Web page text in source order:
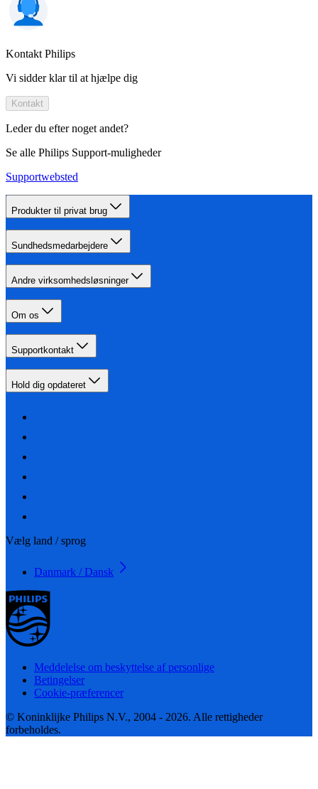
Kontakt Philips
Vi sidder klar til at hjælpe dig
Kontakt
Leder du efter noget andet?
Se alle Philips Support-muligheder
Supportwebsted
Produkter til privat brug
Sundhedsmedarbejdere
Andre virksomhedsløsninger
Om os
Supportkontakt
Hold dig opdateret
Vælg land / sprog
Danmark / Dansk
Meddelelse om beskyttelse af personlige
Betingelser
Cookie-præferencer
© Koninklijke Philips N.V., 2004 - 2026. Alle rettigheder
forbeholdes.